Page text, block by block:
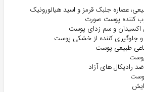
عصاره جلبک قرمز و اسید هیالورونیک
کننده پوست صورت
اکسیدان و سم زدای پوست
جلوگیری کننده از خشکی پوست
طبیعی پوست
رادیکال های آزاد